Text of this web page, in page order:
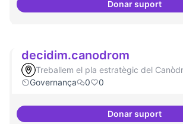
Donar suport
decidim.canodrom
Treballem el pla estratègic del
Governança
0 0
Donar suport